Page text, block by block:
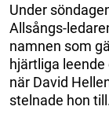
Under
Allsångs-
namnen som
hjärtliga
när David
stelnade hon